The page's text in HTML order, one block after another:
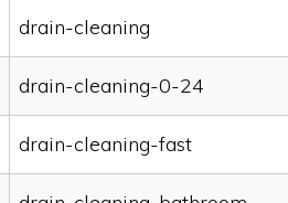
drain-cleaning
drain-cleaning-0-24
drain-cleaning-fast